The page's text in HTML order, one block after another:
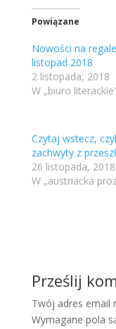
Powiązane
Nowości na
listopad 2018
2 listopada, 2018
W „biuro
Czytaj wstecz,
zachwyty z
26 listopada, 2018
W „austriacka
Prześlij
Twój adres email
Wymagane pola